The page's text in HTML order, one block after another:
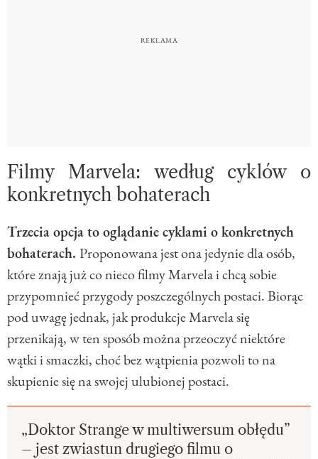
Filmy Marvela: według cyklów o
konkretnych bohaterach
Trzecia opcja to oglądanie cyklami o konkretnych
bohaterach. Proponowana jest ona jedynie dla osób,
które znają już co nieco filmy Marvela i chcą sobie
przypomnieć przygody poszczególnych postaci. Biorąc
pod uwagę jednak, jak produkcje Marvela się
przenikają, w ten sposób można przeoczyć niektóre
wątki i smaczki, choć bez wątpienia pozwoli to na
skupienie się na swojej ulubionej postaci.
„Doktor Strange w multiwersum obłędu”
– jest zwiastun drugiego filmu o